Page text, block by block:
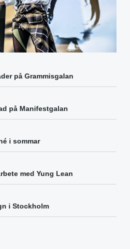
på Grammisgalan
på Manifestgalan
i sommar
med Yung Lean
i Stockholm